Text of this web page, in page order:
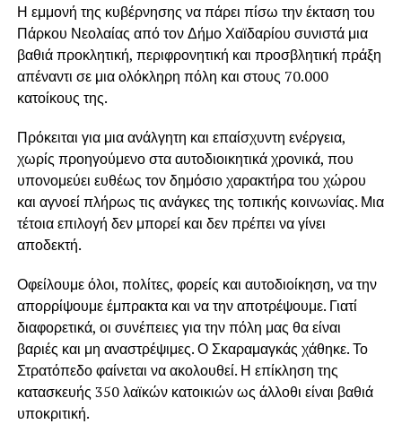
Η εμμονή της κυβέρνησης να πάρει πίσω την έκταση του
Πάρκου Νεολαίας από τον Δήμο Χαϊδαρίου συνιστά μια
βαθιά προκλητική, περιφρονητική και προσβλητική πράξη
απέναντι σε μια ολόκληρη πόλη και στους 70.000
κατοίκους της.
Πρόκειται για μια ανάλγητη και επαίσχυντη ενέργεια,
χωρίς προηγούμενο στα αυτοδιοικητικά χρονικά, που
υπονομεύει ευθέως τον δημόσιο χαρακτήρα του χώρου
και αγνοεί πλήρως τις ανάγκες της τοπικής κοινωνίας. Μια
τέτοια επιλογή δεν μπορεί και δεν πρέπει να γίνει
αποδεκτή.
Οφείλουμε όλοι, πολίτες, φορείς και αυτοδιοίκηση, να την
απορρίψουμε έμπρακτα και να την αποτρέψουμε. Γιατί
διαφορετικά, οι συνέπειες για την πόλη μας θα είναι
βαριές και μη αναστρέψιμες. Ο Σκαραμαγκάς χάθηκε. Το
Στρατόπεδο φαίνεται να ακολουθεί. Η επίκληση της
κατασκευής 350 λαϊκών κατοικιών ως άλλοθι είναι βαθιά
υποκριτική.